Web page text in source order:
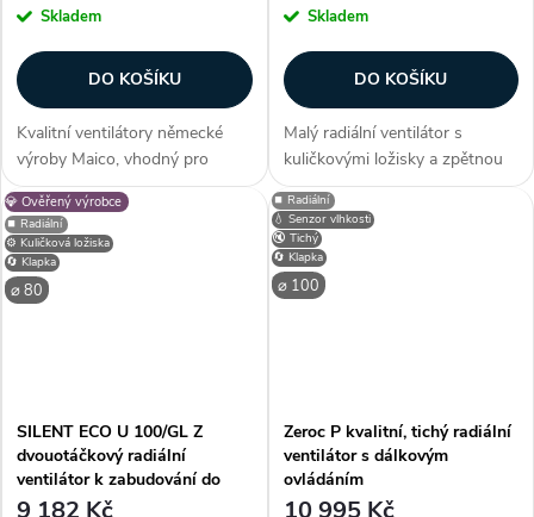
Skladem
DO KOŠÍKU
Kvalitní ventilátory německé
výroby Maico, vhodný pro
umístění do boxu a následné
připojení do potrubí o průměru
80 mm. S průtokem vzduchu
až 101 m3/h. Odolnost proti
vodě o...
Skladem
DO KOŠÍKU
Malý radiální ventilátor s
kuličkovými ložisky a zpětnou
klapkou. Úsporný ventilátor
pod omítku vhodný do
koupelny a na WC. Vybaven
filtrem a tlumičem hluku.
Průtok 107 m3/h....
⚙️ Kuličková ložiska
⌀ 80
💎 Ověřený výrobce
⏹️ Radiální
🔄 Klapka
SILENT ECO U 100/GL Z
dvouotáčkový radiální
ventilátor k zabudování do
podhledu
9 182 Kč
💧 Senzor vlhkosti
🔇 Tichý
⌀ 100
⏹️ Radiální
🔄 Klapka
Zeroc P kvalitní, tichý radiální
ventilátor s dálkovým
ovládáním
10 995 Kč